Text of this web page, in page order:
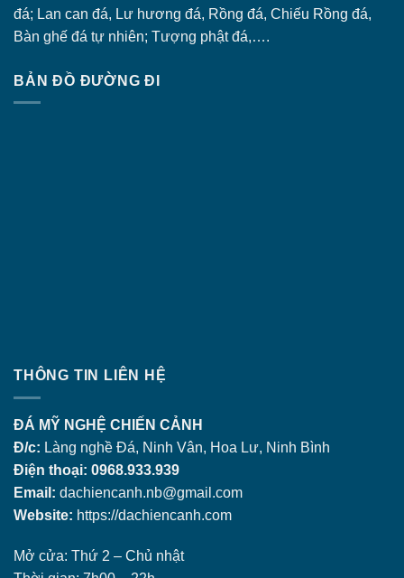
đá; Lan can đá, Lư hương đá, Rồng đá, Chiếu Rồng đá,
Bàn ghế đá tự nhiên; Tượng phật đá,….
BẢN ĐỒ ĐƯỜNG ĐI
THÔNG TIN LIÊN HỆ
ĐÁ MỸ NGHỆ CHIẾN CẢNH
Đ/c: Làng nghề Đá, Ninh Vân, Hoa Lư, Ninh Bình
Điện thoại: 0968.933.939
Email: dachiencanh.nb@gmail.com
Website: https://dachiencanh.com
Mở cửa: Thứ 2 – Chủ nhật